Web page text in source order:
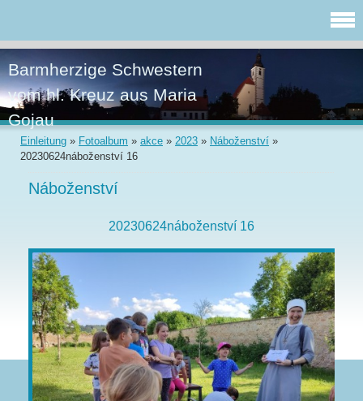
Barmherzige Schwestern
vom hl. Kreuz aus Maria
Gojau
Einleitung » Fotoalbum » akce » 2023 » Náboženství »
20230624náboženství 16
Náboženství
20230624náboženství 16